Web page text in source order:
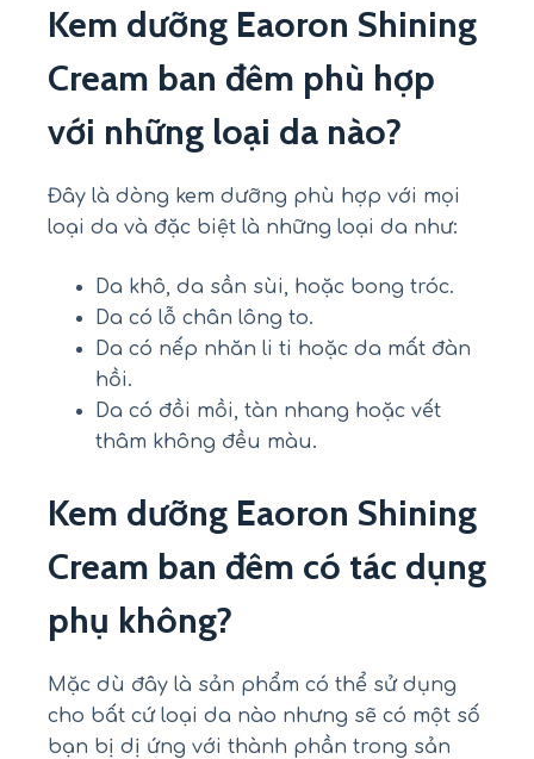
Kem dưỡng Eaoron Shining
Cream ban đêm phù hợp
với những loại da nào?
Đây là dòng kem dưỡng phù hợp với mọi
loại da và đặc biệt là những loại da như:
Da khô, da sần sùi, hoặc bong tróc.
Da có lỗ chân lông to.
Da có nếp nhăn li ti hoặc da mất đàn
hồi.
Da có đồi mồi, tàn nhang hoặc vết
thâm không đều màu.
Kem dưỡng Eaoron Shining
Cream ban đêm có tác dụng
phụ không?
Mặc dù đây là sản phẩm có thể sử dụng
cho bất cứ loại da nào nhưng sẽ có một số
bạn bị dị ứng với thành phần trong sản